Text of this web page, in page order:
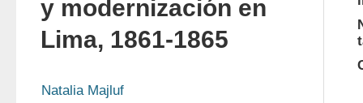
y modernización en
Lima, 1861-1865
Natalia Majluf